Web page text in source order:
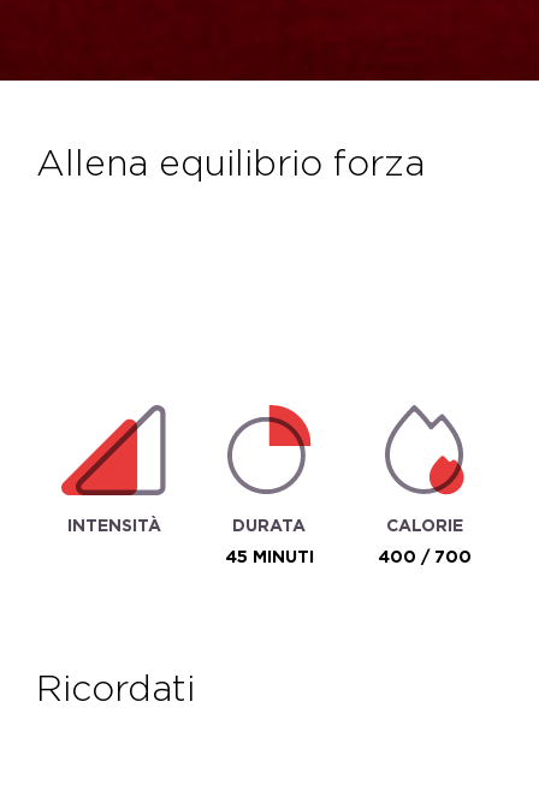
allena equilibrio forza
INTENSITÀ
DURATA
45 MINUTI
CALORIE
400 / 700
ricordati